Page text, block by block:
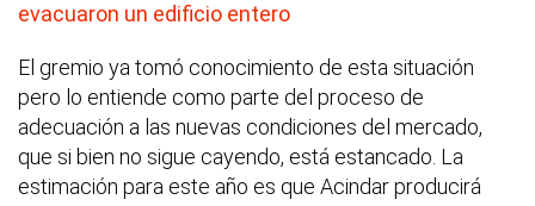
evacuaron un edificio entero
El gremio ya tomó conocimiento de esta situación
pero lo entiende como parte del proceso de
adecuación a las nuevas condiciones del mercado,
que si bien no sigue cayendo, está estancado. La
estimación para este año es que Acindar producirá